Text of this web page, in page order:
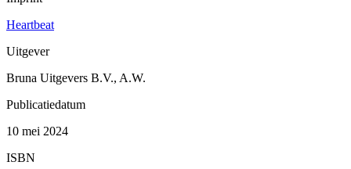
Heartbeat
Uitgever
Bruna Uitgevers B.V., A.W.
Publicatiedatum
10 mei 2024
ISBN